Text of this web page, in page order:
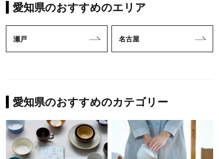
愛知県のおすすめのエリア
瀬戸 名古屋
愛知県のおすすめのカテゴリー